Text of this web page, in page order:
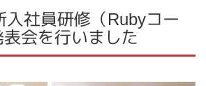
入社員研修（Rubyコー
会を行いました